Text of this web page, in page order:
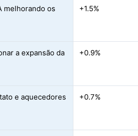
melhorando os
+1.5%
a expansão da
+0.9%
e aquecedores
+0.7%